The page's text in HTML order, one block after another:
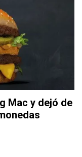
Mac y dejó de